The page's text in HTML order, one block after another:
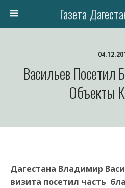
Газета
Васильев Посетил
Объекты
Дагестана Владимир
визита посетил часть